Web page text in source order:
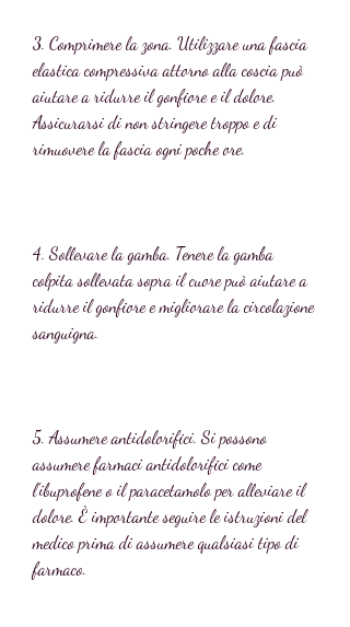
3. Comprimere la zona. Utilizzare una fascia
elastica compressiva attorno alla coscia può
aiutare a ridurre il gonfiore e il dolore.
Assicurarsi di non stringere troppo e di
rimuovere la fascia ogni poche ore.
4. Sollevare la gamba. Tenere la gamba
colpita sollevata sopra il cuore può aiutare a
ridurre il gonfiore e migliorare la circolazione
sanguigna.
5. Assumere antidolorifici. Si possono
assumere farmaci antidolorifici come
l'ibuprofene o il paracetamolo per alleviare il
dolore. È importante seguire le istruzioni del
medico prima di assumere qualsiasi tipo di
farmaco.